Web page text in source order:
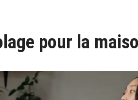
pour la